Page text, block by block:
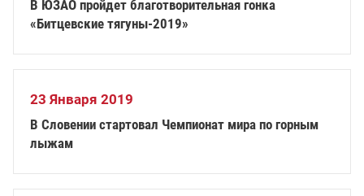
В ЮЗАО пройдет благотворительная гонка
«Битцевские тягуны-2019»
23 Января 2019
В Словении стартовал Чемпионат мира по горным
лыжам